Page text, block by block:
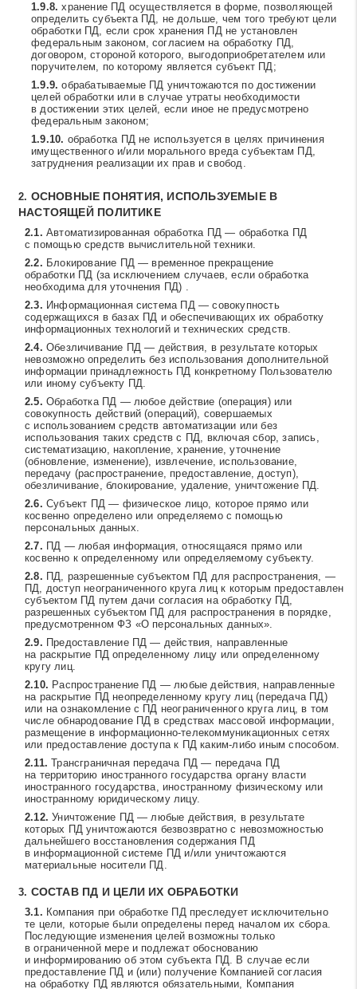
хранение ПД осуществляется в форме, позволяющей
определить субъекта ПД, не дольше, чем того требуют цели
обработки ПД, если срок хранения ПД не установлен
федеральным законом, согласием на обработку ПД,
договором, стороной которого, выгодоприобретателем или
поручителем, по которому является субъект ПД;
обрабатываемые ПД уничтожаются по достижении
целей обработки или в случае утраты необходимости
в достижении этих целей, если иное не предусмотрено
федеральным законом;
обработка ПД не используется в целях причинения
имущественного и/или морального вреда субъектам ПД,
затруднения реализации их прав и свобод.
ОСНОВНЫЕ ПОНЯТИЯ, ИСПОЛЬЗУЕМЫЕ В
НАСТОЯЩЕЙ ПОЛИТИКЕ
Автоматизированная обработка ПД — обработка ПД
с помощью средств вычислительной техники.
Блокирование ПД — временное прекращение
обработки ПД (за исключением случаев, если обработка
необходима для уточнения ПД) .
Информационная система ПД — совокупность
содержащихся в базах ПД и обеспечивающих их обработку
информационных технологий и технических средств.
Обезличивание ПД — действия, в результате которых
невозможно определить без использования дополнительной
информации принадлежность ПД конкретному Пользователю
или иному субъекту ПД.
Обработка ПД — любое действие (операция) или
совокупность действий (операций), совершаемых
с использованием средств автоматизации или без
использования таких средств с ПД, включая сбор, запись,
систематизацию, накопление, хранение, уточнение
(обновление, изменение), извлечение, использование,
передачу (распространение, предоставление, доступ),
обезличивание, блокирование, удаление, уничтожение ПД.
Субъект ПД — физическое лицо, которое прямо или
косвенно определено или определяемо с помощью
персональных данных.
ПД — любая информация, относящаяся прямо или
косвенно к определенному или определяемому субъекту.
ПД, разрешенные субъектом ПД для распространения, —
ПД, доступ неограниченного круга лиц к которым предоставлен
субъектом ПД путем дачи согласия на обработку ПД,
разрешенных субъектом ПД для распространения в порядке,
предусмотренном ФЗ «О персональных данных».
Предоставление ПД — действия, направленные
на раскрытие ПД определенному лицу или определенному
кругу лиц.
Распространение ПД — любые действия, направленные
на раскрытие ПД неопределенному кругу лиц (передача ПД)
или на ознакомление с ПД неограниченного круга лиц, в том
числе обнародование ПД в средствах массовой информации,
размещение в информационно-телекоммуникационных сетях
или предоставление доступа к ПД каким-либо иным способом.
Трансграничная передача ПД — передача ПД
на территорию иностранного государства органу власти
иностранного государства, иностранному физическому или
иностранному юридическому лицу.
Уничтожение ПД — любые действия, в результате
которых ПД уничтожаются безвозвратно с невозможностью
дальнейшего восстановления содержания ПД
в информационной системе ПД и/или уничтожаются
материальные носители ПД.
СОСТАВ ПД И ЦЕЛИ ИХ ОБРАБОТКИ
Компания при обработке ПД преследует исключительно
те цели, которые были определены перед началом их сбора.
Последующие изменения целей возможны только
в ограниченной мере и подлежат обоснованию
и информированию об этом субъекта ПД. В случае если
предоставление ПД и (или) получение Компанией согласия
на обработку ПД являются обязательными, Компания